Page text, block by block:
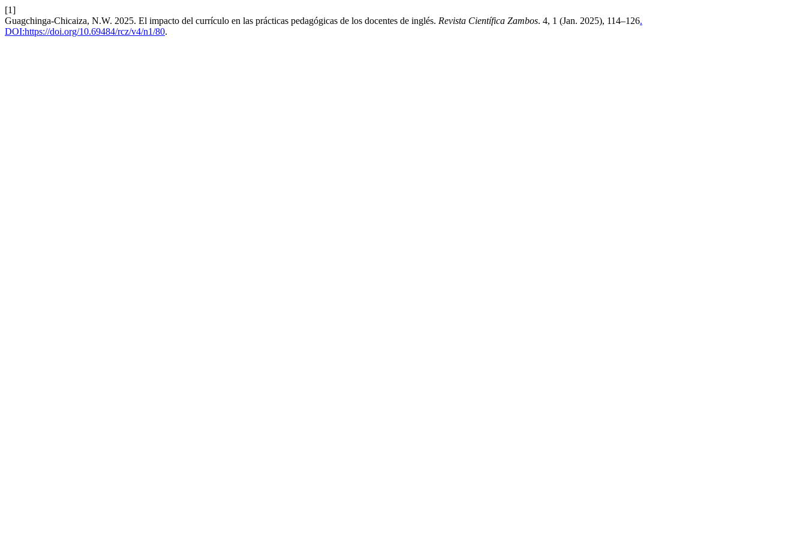
[1]
Guagchinga-Chicaiza, N.W. 2025. El impacto del currículo en las prácticas pedagógicas de los docentes de inglés. Revista Científica Zambos. 4, 1 (Jan. 2025), 114–126.
DOI:https://doi.org/10.69484/rcz/v4/n1/80.